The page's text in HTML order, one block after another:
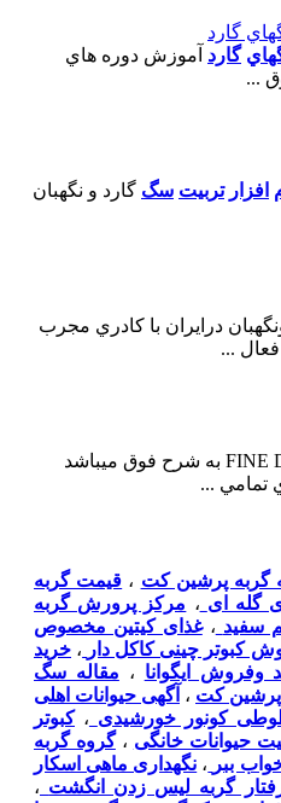
گارد
گارد آموزش دوره هاي
افزار تربيت سگ گارد و نگهبان
درايران با کادري مجرب
فعال ...
دوره هاي مجموعه FINE DOG به شرح فوق ميباشد
تمامي ...
گربه پرشین کت ، قیمت گربه
گله ای ، مرکز پرورش گربه
سفید ،غذای کیتین مخصوص
کبوتر چینی کاکل دار ، خرید
وفروش ایگوانا ، مقاله سگ
کت ، آگهی حیوانات اهلی
کونور خورشیدی ،کبوتر
حیوانات خانگی ،گروه گربه
ببر ، نگهداری ماهی اسکار
گربه لیس زدن انگشت ،